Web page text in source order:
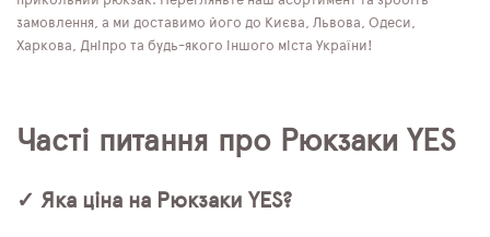
замовлення, а ми доставимо його до Києва, Львова, Одеси,
Харкова, Дніпро та будь-якого іншого міста України!
Часті питання про Рюкзаки YES
✓ Яка ціна на Рюкзаки YES?